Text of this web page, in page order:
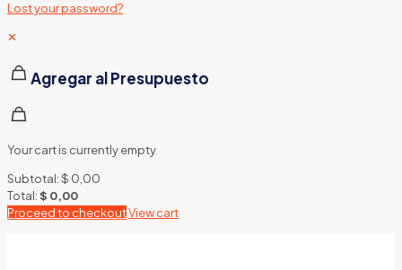
Lost your password?
✕
Agregar al Presupuesto
Your cart is currently empty.
Subtotal:$ 0,00
Total:$ 0,00
Proceed to checkoutView cart